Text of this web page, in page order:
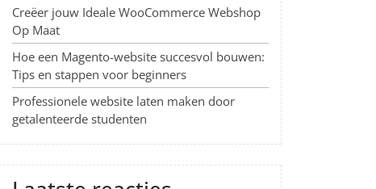
Creëer jouw Ideale WooCommerce Webshop
Op Maat
Hoe een Magento-website succesvol bouwen:
Tips en stappen voor beginners
Professionele website laten maken door
getalenteerde studenten